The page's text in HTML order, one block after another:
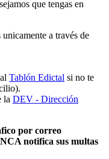
que tengas en
a través de
Tablón Edictal si no te
la DEV - Dirección
por correo
notifica sus multas